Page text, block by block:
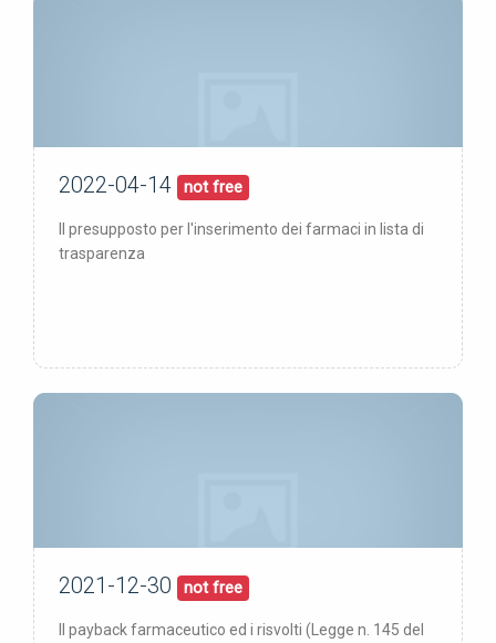
pubblicata:14/04/22
2022-04-14 not free
Il presupposto per l'inserimento dei farmaci in lista di
trasparenza
pubblicata:30/12/21
2021-12-30 not free
Il payback farmaceutico ed i risvolti (Legge n. 145 del